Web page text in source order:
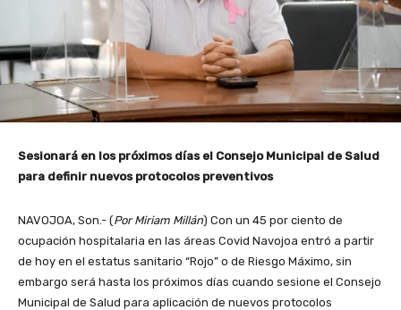
Sesionará en los próximos días el Consejo Municipal de Salud
para definir nuevos protocolos preventivos
NAVOJOA, Son.- (Por Miriam Millán) Con un 45 por ciento de
ocupación hospitalaria en las áreas Covid Navojoa entró a partir
de hoy en el estatus sanitario “Rojo” o de Riesgo Máximo, sin
embargo será hasta los próximos días cuando sesione el Consejo
Municipal de Salud para aplicación de nuevos protocolos